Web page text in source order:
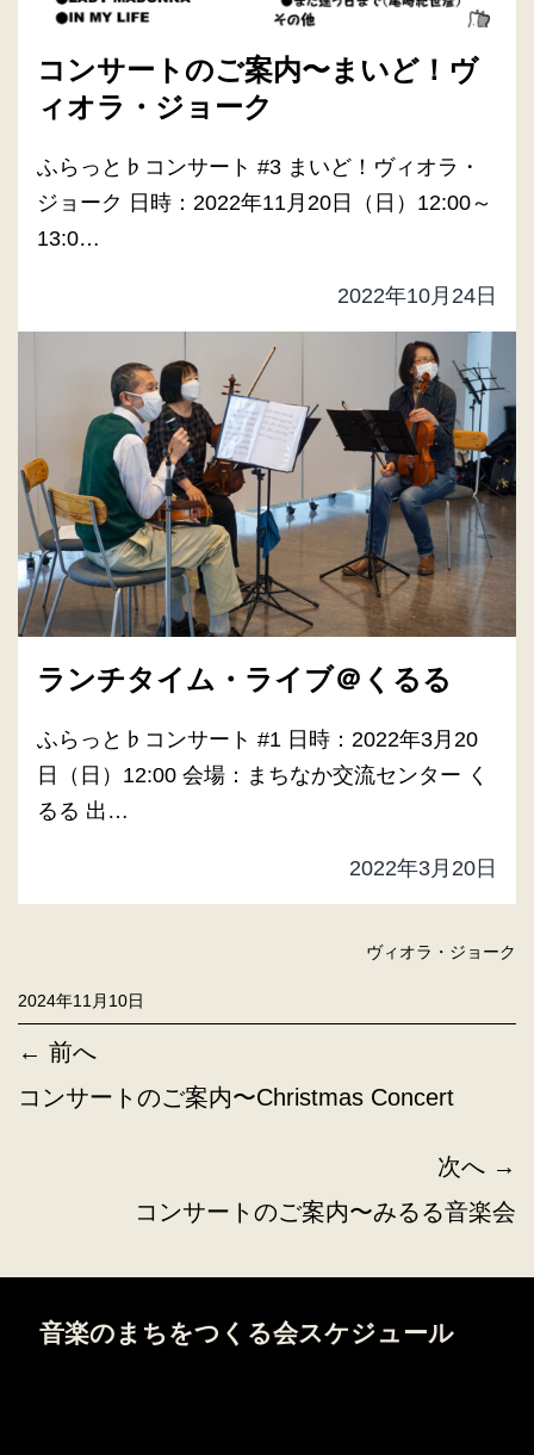
コンサートのご案内〜まいど！ヴ
ィオラ・ジョーク
ふらっと♭コンサート #3 まいど！ヴィオラ・
ジョーク 日時：2022年11月20日（日）12:00～
13:0…
2022年10月24日
ランチタイム・ライブ＠くるる
ふらっと♭コンサート #1 日時：2022年3月20
日（日）12:00 会場：まちなか交流センター く
るる 出…
2022年3月20日
ヴィオラ・ジョーク
2024年11月10日
← 前へ
コンサートのご案内〜Christmas Concert
次へ →
コンサートのご案内〜みるる音楽会
音楽のまちをつくる会スケジュール